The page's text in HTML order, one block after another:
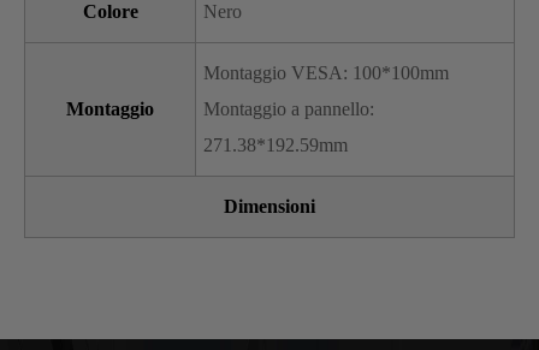
Colore Nero
Montaggio
Montaggio VESA: 100*100mm
Montaggio a pannello:
271.38*192.59mm
Dimensioni